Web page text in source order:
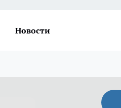
Новости